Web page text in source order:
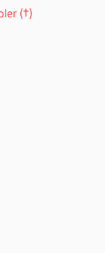
(†)